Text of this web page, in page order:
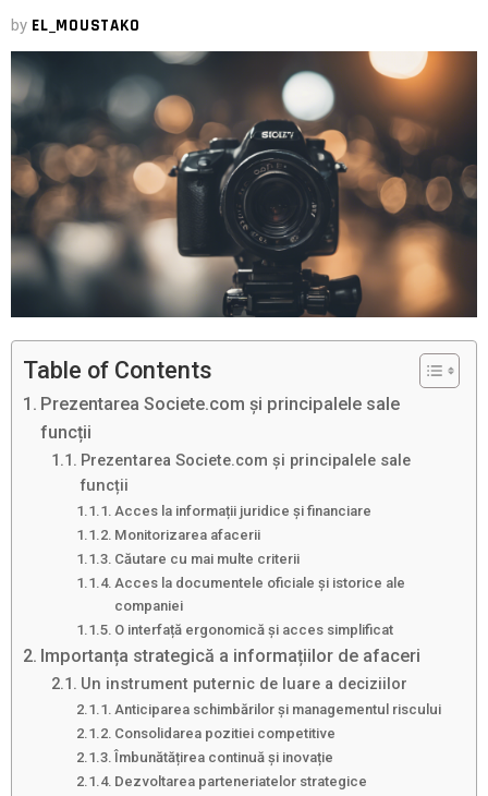
by EL_MOUSTAKO
Table of Contents
Prezentarea Societe.com și principalele sale
funcții
Prezentarea Societe.com și principalele sale
funcții
Acces la informații juridice și financiare
Monitorizarea afacerii
Căutare cu mai multe criterii
Acces la documentele oficiale și istorice ale
companiei
O interfață ergonomică și acces simplificat
Importanța strategică a informațiilor de afaceri
Un instrument puternic de luare a deciziilor
Anticiparea schimbărilor și managementul riscului
Consolidarea pozitiei competitive
Îmbunătățirea continuă și inovație
Dezvoltarea parteneriatelor strategice